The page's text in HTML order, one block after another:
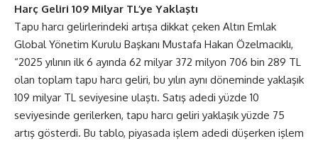
Harç Geliri 109 Milyar TL’ye Yaklaştı
Tapu harcı gelirlerindeki artışa dikkat çeken Altın Emlak
Global Yönetim Kurulu Başkanı Mustafa Hakan Özelmacıklı,
“2025 yılının ilk 6 ayında 62 milyar 372 milyon 706 bin 289 TL
olan toplam tapu harcı geliri, bu yılın aynı döneminde yaklaşık
109 milyar TL seviyesine ulaştı. Satış adedi yüzde 10
seviyesinde gerilerken, tapu harcı geliri yaklaşık yüzde 75
artış gösterdi. Bu tablo, piyasada işlem adedi düşerken işlem